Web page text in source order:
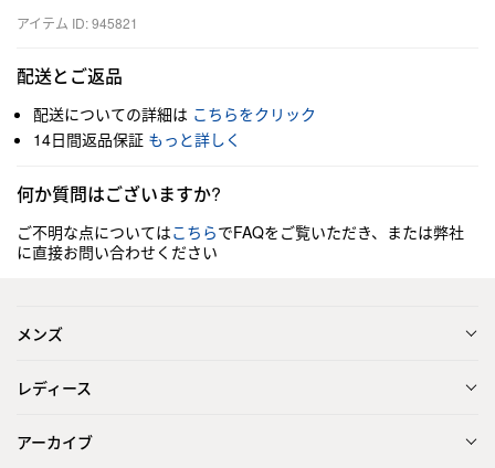
アイテム ID: 945821
配送とご返品
配送についての詳細は こちらをクリック
14日間返品保証 もっと詳しく
何か質問はございますか?
ご不明な点についてはこちらでFAQをご覧いただき、または弊社
に直接お問い合わせください
メンズ
レディース
アーカイブ